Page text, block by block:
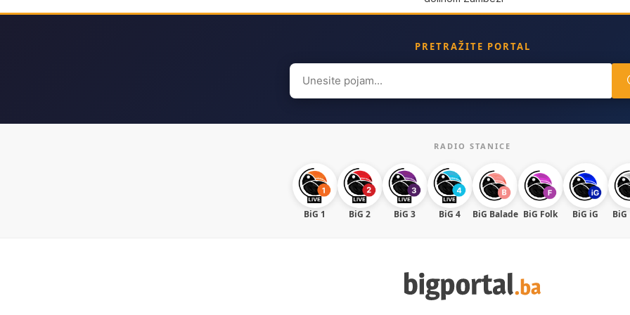
PRETRAŽITE PORTAL
Search
for:
RADIO STANICE
BiG 1 BiG 2 BiG 3 BiG 4 BiG Balade BiG Folk BiG iG BiG